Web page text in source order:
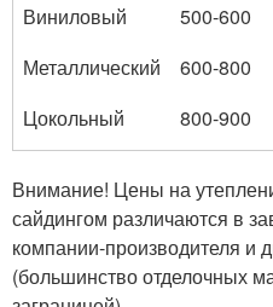
Виниловый
500-600
Металлический
600-800
Цокольный
800-900
Внимание! Цены на
сайдингом различаются в
компании-производителя и
(большинство отделочных